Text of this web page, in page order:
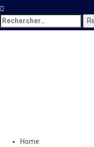
Rechercher :
Home